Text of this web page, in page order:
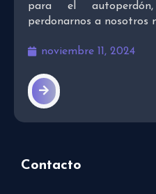
para el
perdonarnos a nosotros
noviembre 11, 2024
Contacto